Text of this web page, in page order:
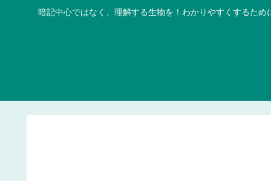
暗記中心ではなく、理解する生物を！わかりやすくするた